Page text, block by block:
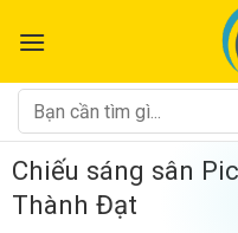
đến
dung
Tìm
kiếm:
Chiếu sáng sân
Thành Đạt